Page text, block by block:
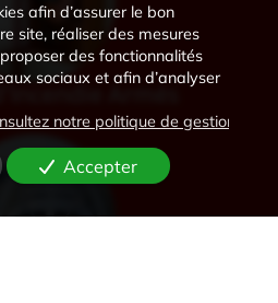
Armés
afin d’assurer le bon
site, réaliser des mesures
des fonctionnalités
sociaux et afin d’analyser
notre politique de gestion des
Accepter